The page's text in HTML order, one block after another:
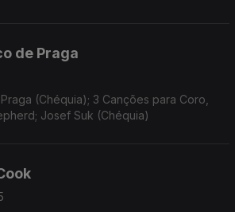
de Praga
(Chéquia); 3 Canções para Coro,
Josef Suk (Chéquia)